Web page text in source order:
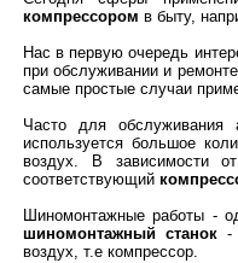
компрессором в быту,
Нас в первую очередь
при обслуживании и
самые простые случаи
Часто для обслуживания
используется большое
воздух. В зависимости
соответствующий
Шиномонтажные работы -
шиномонтажный станок-
воздух, т.е компрессор.